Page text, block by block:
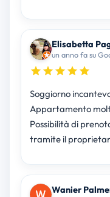
Elisabetta
un anno fa su
Soggiorno
Appartamento
Possibilità di
tramite il
Wanier